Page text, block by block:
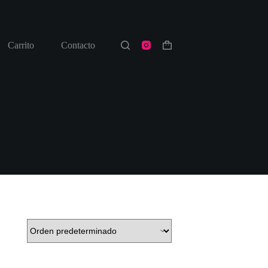
Carrito Contacto
Shopping